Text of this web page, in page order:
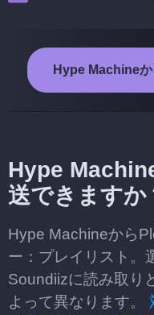
Hype Machine
Hype
送できますか
Hype Machineから
ー：プレイリスト。
Soundiizに読み取り
よって異なります。